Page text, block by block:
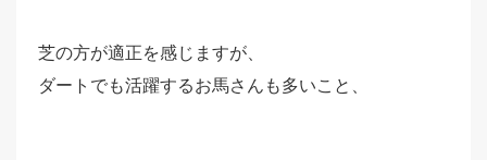
芝の方が適正を感じますが、
ダートでも活躍するお馬さんも多いこと、